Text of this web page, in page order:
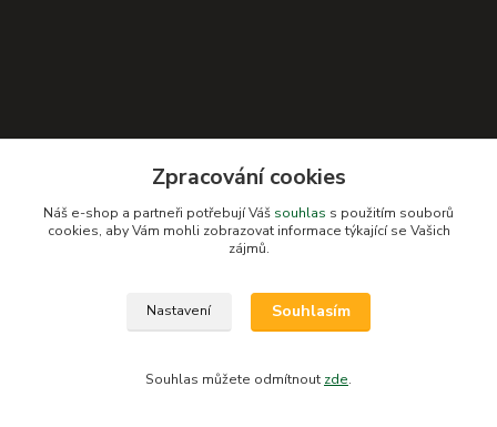
Zpracování cookies
Náš e-shop a partneři potřebují Váš souhlas s použitím souborů
cookies, aby Vám mohli zobrazovat informace týkající se Vašich
zájmů.
Nastavení Souhlasím
Souhlas můžete odmítnout zde.